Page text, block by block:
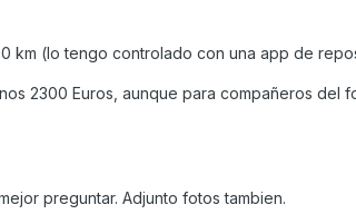
km (lo tengo controlado con una app de
2300 Euros, aunque para compañeros del
preguntar. Adjunto fotos tambien.